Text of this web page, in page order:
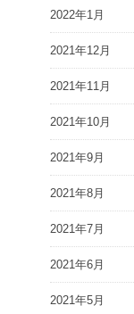
2022年1月
2021年12月
2021年11月
2021年10月
2021年9月
2021年8月
2021年7月
2021年6月
2021年5月